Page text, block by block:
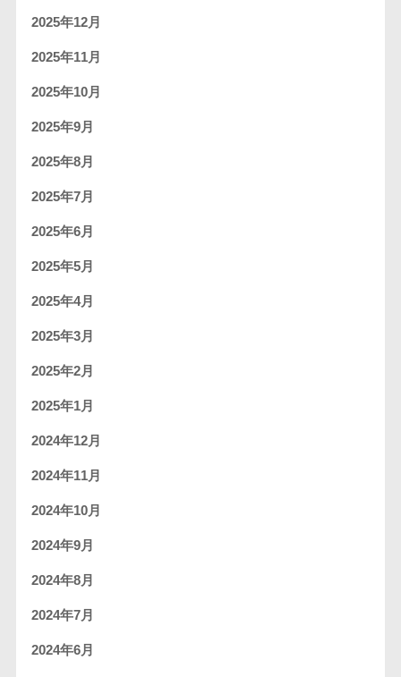
2025年12月
2025年11月
2025年10月
2025年9月
2025年8月
2025年7月
2025年6月
2025年5月
2025年4月
2025年3月
2025年2月
2025年1月
2024年12月
2024年11月
2024年10月
2024年9月
2024年8月
2024年7月
2024年6月